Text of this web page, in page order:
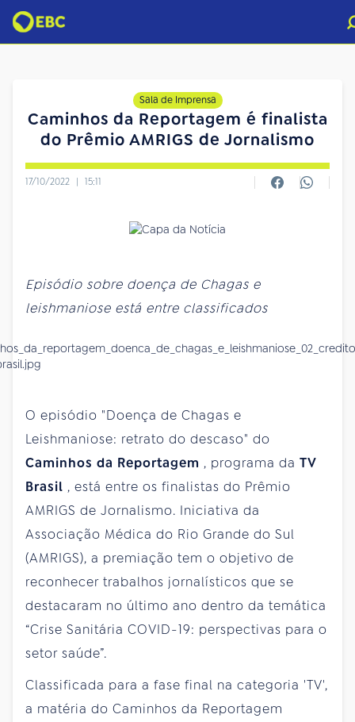
Sala de Imprensa
Caminhos da Reportagem é finalista
do Prêmio AMRIGS de Jornalismo
17/10/2022 | 15:11
Episódio sobre doença de Chagas e
leishmaniose está entre classificados
O episódio "Doença de Chagas e
Leishmaniose: retrato do descaso" do
Caminhos da Reportagem , programa da TV
Brasil , está entre os finalistas do Prêmio
AMRIGS de Jornalismo. Iniciativa da
Associação Médica do Rio Grande do Sul
(AMRIGS), a premiação tem o objetivo de
reconhecer trabalhos jornalísticos que se
destacaram no último ano dentro da temática
“Crise Sanitária COVID-19: perspectivas para o
setor saúde”.
Classificada para a fase final na categoria 'TV',
a matéria do Caminhos da Reportagem